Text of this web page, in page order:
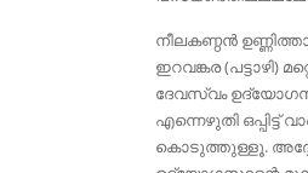
നീലകണ്ഠൻ
ഇറവങ്കര (പട്ടാഴി)
ദേവസ്വം
എന്നെഴുതി ഒപ്പിട്ട്
കൊടുത്തുള്ളൂ.